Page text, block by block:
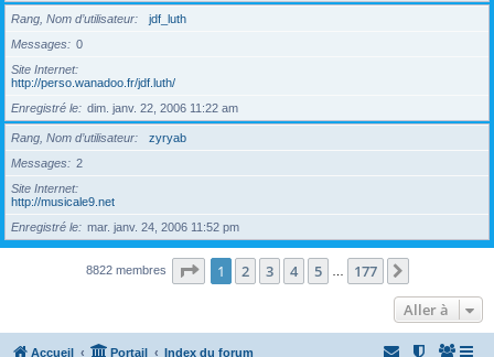
Rang, Nom d’utilisateur
jdf_luth
Messages
0
Site Internet
http://perso.wanadoo.fr/jdf.luth/
Enregistré le
dim. janv. 22, 2006 11:22 am
Rang, Nom d’utilisateur
zyryab
Messages
2
Site Internet
http://musicale9.net
Enregistré le
mar. janv. 24, 2006 11:52 pm
8822 membres Page 1sur177
1 2 3 4 5 177
Aller à
Accueil Portail Index du forum